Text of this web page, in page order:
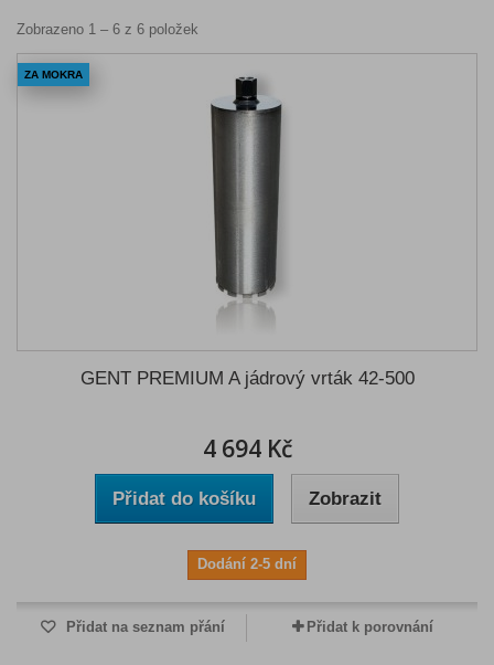
Zobrazeno 1 – 6 z 6 položek
ZA MOKRA
GENT PREMIUM A jádrový vrták 42-500
4 694 Kč
Přidat do košíku Zobrazit
Dodání 2-5 dní
Přidat na seznam přání Přidat k porovnání